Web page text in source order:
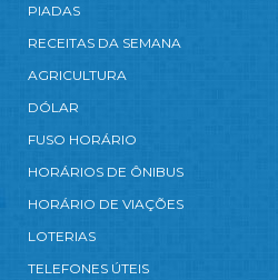
PIADAS
RECEITAS DA SEMANA
AGRICULTURA
DÓLAR
FUSO HORÁRIO
HORÁRIOS DE ÔNIBUS
HORÁRIO DE VIAÇÕES
LOTERIAS
TELEFONES ÚTEIS